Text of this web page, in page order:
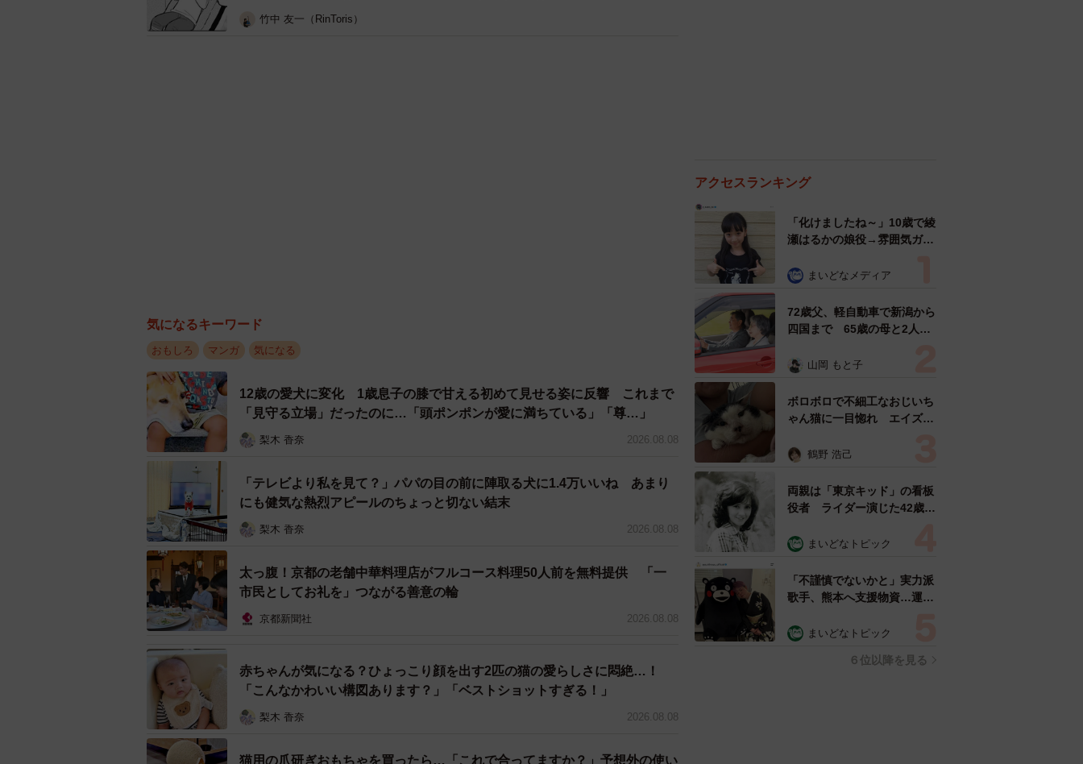
いざ対面しても遅刻の謝罪がなくてモヤモヤし始めるすや子さん（すやすや子さん提供）
さらにレッスンが始まると、知識の押し売りのような話し方や、自分のスキンケアに対して
の的外れな指摘が始まりました。極めつけは、無言で離席してトイレに行き、戻ってきたと
きにも一言も声を掛けてこなかったことです。
確かに、レッスンの途中にトイレに行きたくなることは自然なこと。しかし、せめて「ちょ
積み重なり、お金と時間をかけたメイクの仕上がりも素直に「似合っている！」と思えない
ほどの不満に変わっていきました。
竹中 友一（RinToris）
気になるキーワード
おもしろ マンガ 気になる
12歳の愛犬に変化 1歳息子の膝で甘える初めて見せる姿に反響 これまで
「見守る立場」だったのに…「頭ポンポンが愛に満ちている」「尊…」
梨木 香奈 2026.08.08
「テレビより私を見て？」パパの目の前に陣取る犬に1.4万いいね あまり
にも健気な熱烈アピールのちょっと切ない結末
梨木 香奈 2026.08.08
太っ腹！京都の老舗中華料理店がフルコース料理50人前を無料提供 「一
市民としてお礼を」つながる善意の輪
京都新聞社 2026.08.08
赤ちゃんが気になる？ひょっこり顔を出す2匹の猫の愛らしさに悶絶…！
「こんなかわいい構図あります？」「ベストショットすぎる！」
梨木 香奈 2026.08.08
猫用の爪研ぎおもちゃを買ったら…「これで合ってますか？」予想外の使い
アクセスランキング
「化けましたね～」10歳で綾
瀬はるかの娘役→雰囲気ガラ
雰囲気が」「宝塚に入れそ
まいどなメディア
72歳父、軽自動車で新潟から
四国まで 65歳の母と2人で
憩まで分刻み… 「大学生で
山岡 もと子
ボロボロで不細工なおじいち
ゃん猫に一目惚れ エイズだ
暮らすと「おじ猫」だって可
鶴野 浩己
両親は「東京キッド」の看板
役者 ライダー演じた42歳元
ングフォト」計画を明言
む」
まいどなトピック
「不謹慎でないかと」実力派
歌手、熊本へ支援物資…運搬
めらい 「痛いほど伝わる」
まいどなトピック
６位以降を見る